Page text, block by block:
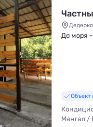
До моря -
Объект
Мангал /